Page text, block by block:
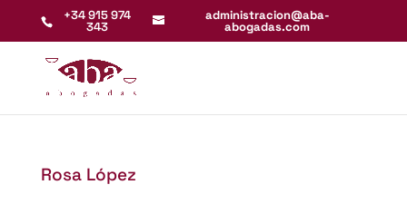
+34 915 974
343
administracion@aba-
abogadas.com
Rosa López